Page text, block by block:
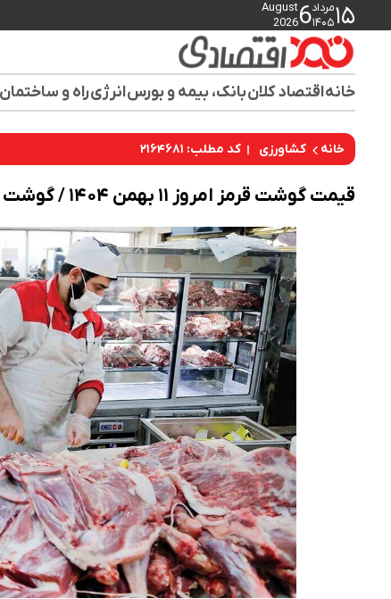
۱۵مرداد
۱۴۰۵6
August
2026
خانهاقتصاد کلانبانک، بیمه و بورسانرژیراه و ساختمان
خانه کشاورزی کد مطلب: ۲۱۶۴۶۸۱
قیمت گوشت قرمز امروز ۱۱ بهمن ۱۴۰۴ / گوشت گوسفندی چند شد؟